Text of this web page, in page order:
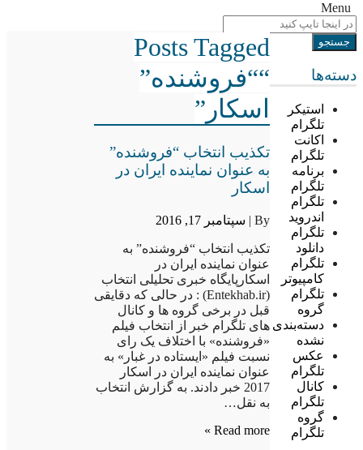
Menu
دسته‌ها
استیکر
تلگرام
اکانت
تلگرام
برنامه
تلگرام
تلگرام
اندروید
تلگرام
دانلود
تلگرام
کامپیوتر
تلگرام
گروه
دسته‌بندی
نشده
عکس
تلگرام
کانال
تلگرام
گروه
تلگرام
Posts Tagged
““فروشنده”
اسکار”
تکذیب انتخاب “فروشنده”
به عنوان نماینده ایران در
اسکار
By | سپتامبر 17, 2016
تکذیب انتخاب “فروشنده” به
عنوان نماینده ایران در
اسکارپایگاه خبری تحلیلی انتخاب
(Entekhab.ir) : در حالی که دقایقی
قبل در برخی گروه ها و کانال
های تلگرام خبر از انتخاب فیلم
«فروشنده» با اختلاف یک رای
نسبت فیلم «ایستاده در غبار» به
عنوان نماینده ایران در اسکار
2017 خبر دادند. به گزارش انتخاب
به نقل…
Read more »